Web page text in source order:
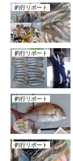
釣行リポート
釣行リポート
釣行リポート
釣行リポート